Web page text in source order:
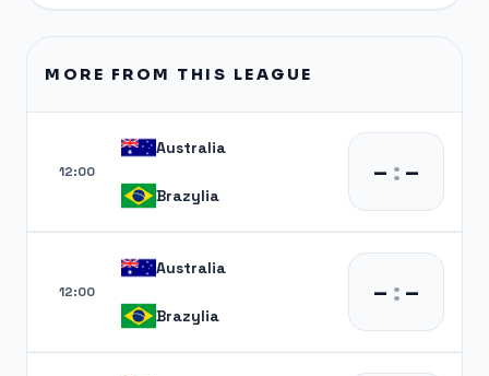
MORE FROM THIS LEAGUE
12:00
Australia
Brazylia
– :–
12:00
Australia
Brazylia
– :–